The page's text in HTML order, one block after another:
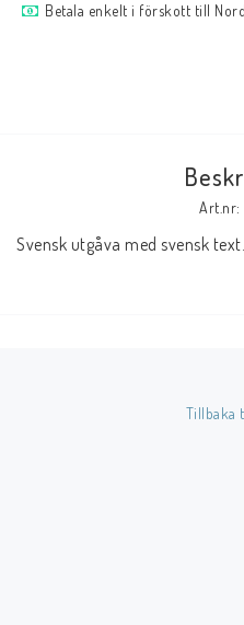
Kontaktformulär
Betala enkelt i förskott till
Art.nr:
Svensk utgåva med svensk text.
Tillbaka